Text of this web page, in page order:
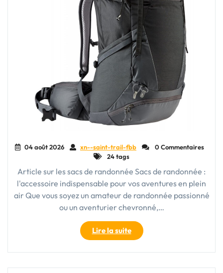
04 août 2026 xn--saint-trail-fbb
0 Commentaires
24 tags
Article sur les sacs de randonnée Sacs de randonnée :
l'accessoire indispensable pour vos aventures en plein
air Que vous soyez un amateur de randonnée passionné
ou un aventurier chevronné,…
Lire la suite"Choisir
le
Sac